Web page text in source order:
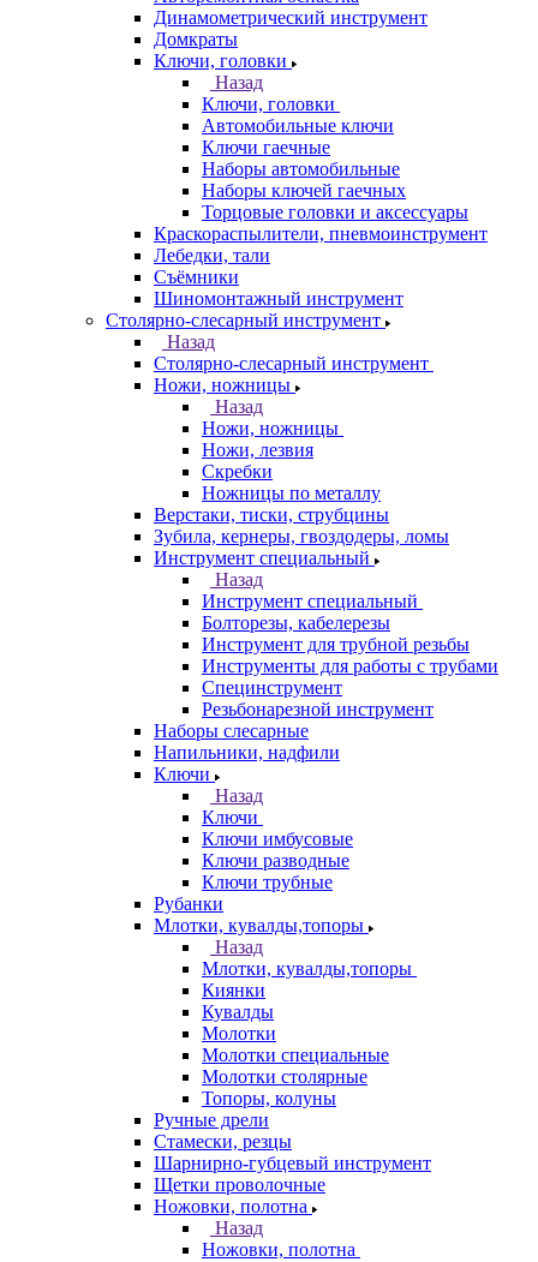
Динамометрический инструмент
Домкраты
Ключи, головки
Назад
Ключи, головки
Автомобильные ключи
Ключи гаечные
Наборы автомобильные
Наборы ключей гаечных
Торцовые головки и аксессуары
Краскораспылители, пневмоинструмент
Лебедки, тали
Съёмники
Шиномонтажный инструмент
Столярно-слесарный инструмент
Назад
Столярно-слесарный инструмент
Ножи, ножницы
Назад
Ножи, ножницы
Ножи, лезвия
Скребки
Ножницы по металлу
Верстаки, тиски, струбцины
Зубила, кернеры, гвоздодеры, ломы
Инструмент специальный
Назад
Инструмент специальный
Болторезы, кабелерезы
Инструмент для трубной резьбы
Инструменты для работы с трубами
Специнструмент
Резьбонарезной инструмент
Наборы слесарные
Напильники, надфили
Ключи
Назад
Ключи
Ключи имбусовые
Ключи разводные
Ключи трубные
Рубанки
Млотки, кувалды,топоры
Назад
Млотки, кувалды,топоры
Киянки
Кувалды
Молотки
Молотки специальные
Молотки столярные
Топоры, колуны
Ручные дрели
Стамески, резцы
Шарнирно-губцевый инструмент
Щетки проволочные
Ножовки, полотна
Назад
Ножовки, полотна